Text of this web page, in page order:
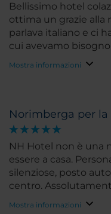
Bellissimo hotel
ottima un grazie alla
parlava italiano e ci
cui avevamo bisogno
Mostra informazioni
Norimberga per la
NH Hotel non è una
essere a casa.
silenziose, posto
centro.
Mostra informazioni